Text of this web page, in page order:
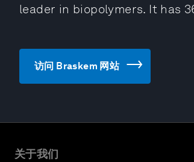
leader in biopolymers. It has
访问 Braskem 网站
关于我们